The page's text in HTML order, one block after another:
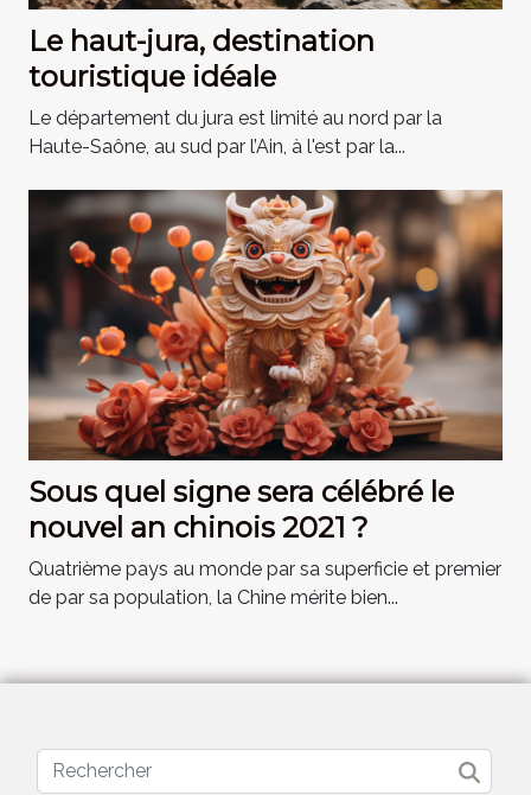
Le haut-jura, destination
touristique idéale
Le département du jura est limité au nord par la
Haute-Saône, au sud par l’Ain, à l'est par la...
Sous quel signe sera célébré le
nouvel an chinois 2021 ?
Quatrième pays au monde par sa superficie et premier
de par sa population, la Chine mérite bien...